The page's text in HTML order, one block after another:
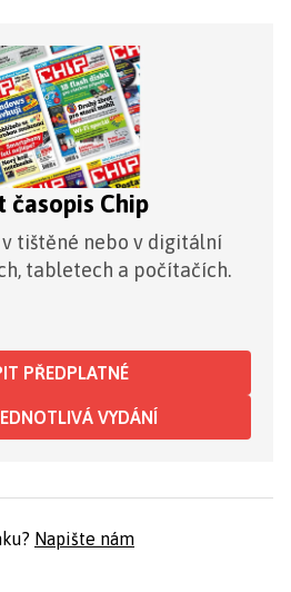
časopis Chip
tištěné nebo v digitální
tabletech a počítačích.
PŘEDPLATNÉ
VYDÁNÍ
Napište nám